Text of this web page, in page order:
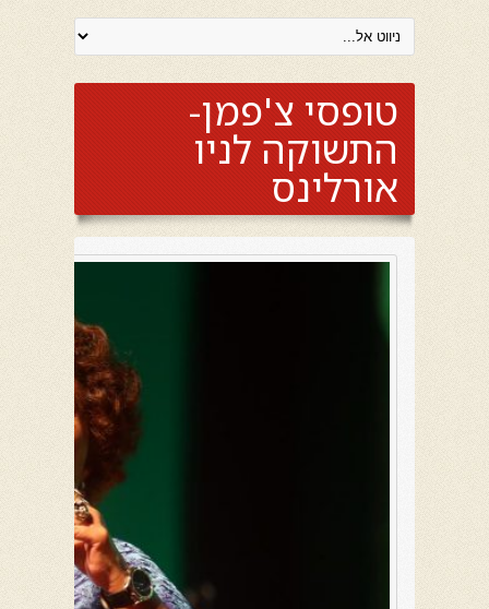
טופסי צ'פמן-
התשוקה לניו
אורלינס